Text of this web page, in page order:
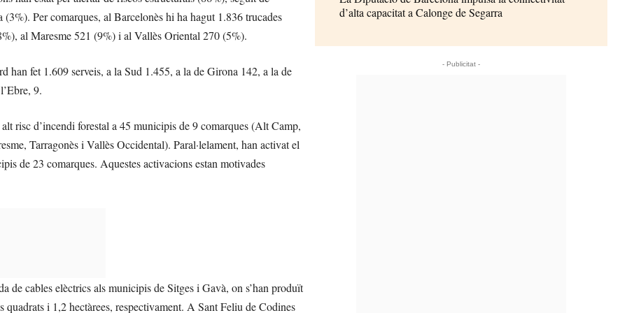
Per comarques, al Barcelonès hi ha hagut 1.836 trucades
al Maresme 521 (9%) i al Vallès Oriental 270 (5%).
han fet 1.609 serveis, a la Sud 1.455, a la de Girona 142, a la de
9.
risc d’incendi forestal a 45 municipis de 9 comarques (Alt Camp,
Tarragonès i Vallès Occidental). Paral·lelament, han activat el
de 23 comarques. Aquestes activacions estan motivades
de cables elèctrics als municipis de Sitges i Gavà, on s’han produït
i 1,2 hectàrees, respectivament. A Sant Feliu de Codines
d’alta capacitat a Calonge de Segarra
- Publicitat -